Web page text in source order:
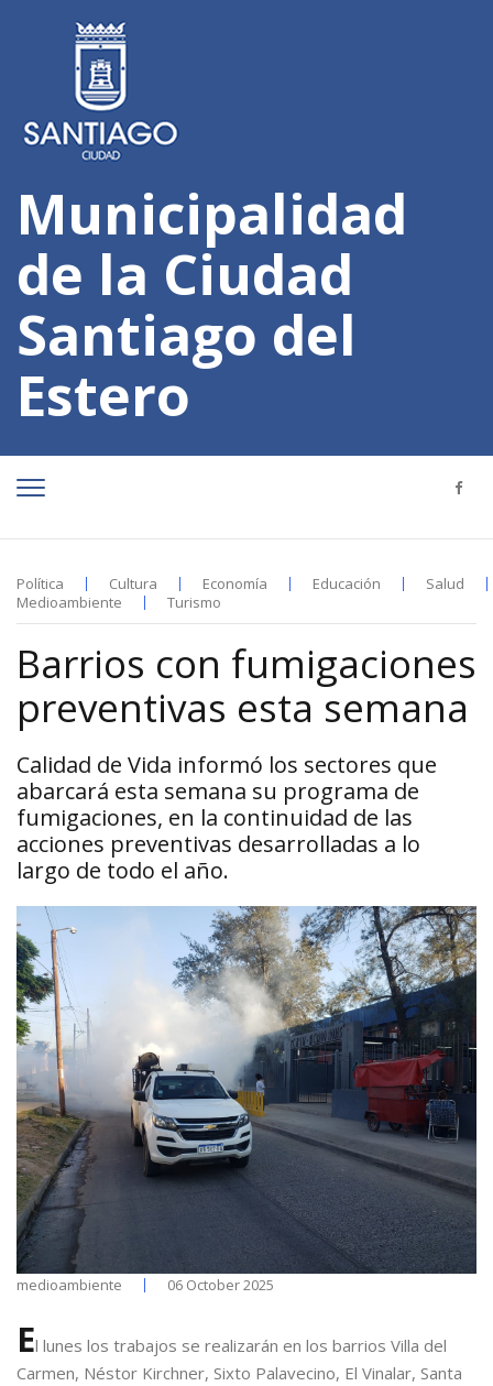
Municipalidad
de la Ciudad
Santiago del
Estero
Política Cultura Economía Educación
Salud
Medioambiente
Turismo
Barrios con fumigaciones
preventivas esta semana
Calidad de Vida informó los sectores que
abarcará esta semana su programa de
fumigaciones, en la continuidad de las
acciones preventivas desarrolladas a lo
largo de todo el año.
medioambiente 06 October 2025
El lunes los trabajos se realizarán en los barrios Villa del
Carmen, Néstor Kirchner, Sixto Palavecino, El Vinalar, Santa